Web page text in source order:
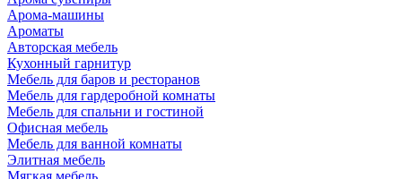
Арома-машины
Ароматы
Авторская мебель
Кухонный гарнитур
Мебель для баров и ресторанов
Мебель для гардеробной комнаты
Мебель для спальни и гостиной
Офисная мебель
Мебель для ванной комнаты
Элитная мебель
Мягкая мебель